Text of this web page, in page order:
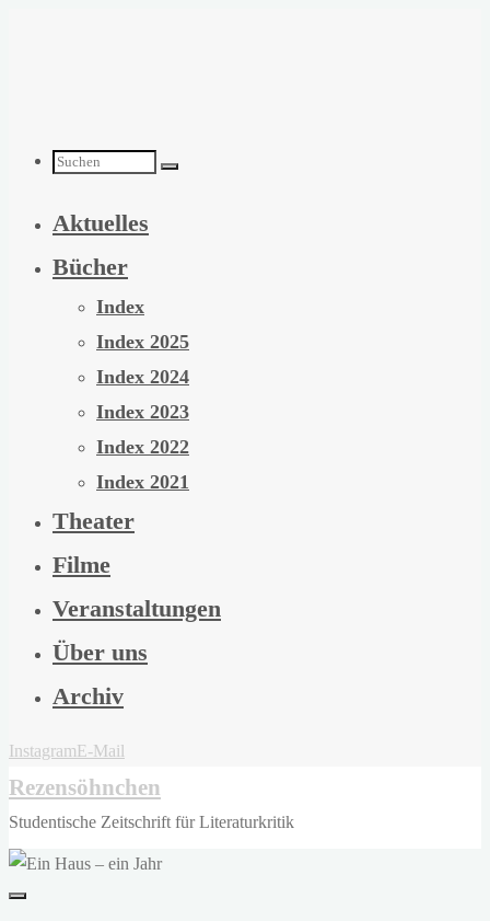
Suchen
nach:
Aktuelles
Bücher
Index
Index 2025
Index 2024
Index 2023
Index 2022
Index 2021
Theater
Filme
Veranstaltungen
Über uns
Archiv
InstagramE-Mail
Rezensöhnchen
Studentische Zeitschrift für Literaturkritik